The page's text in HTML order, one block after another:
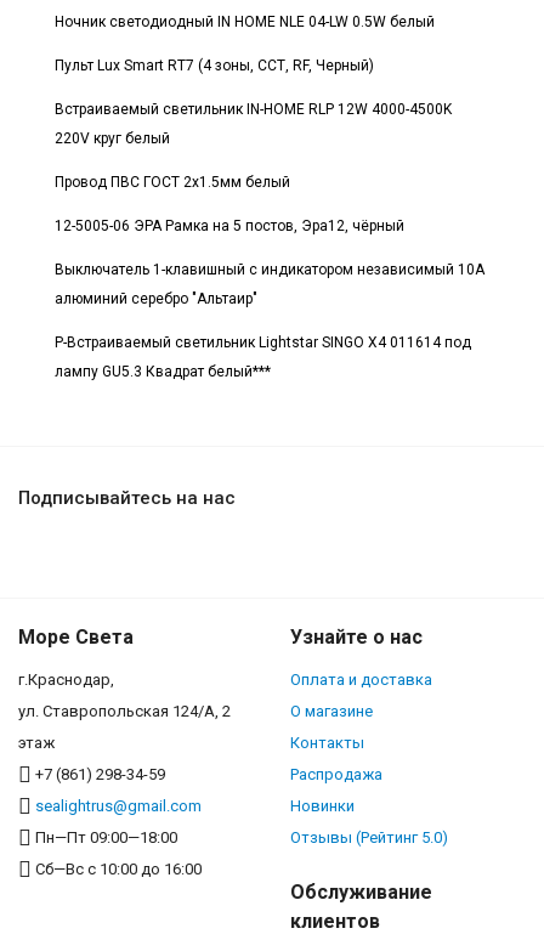
Ночник светодиодный IN HOME NLE 04-LW 0.5W белый
Пульт Lux Smart RT7 (4 зоны, ССТ, RF, Черный)
Встраиваемый светильник IN-HOME RLP 12W 4000-4500K
220V круг белый
Провод ПВС ГОСТ 2x1.5мм белый
12-5005-06 ЭРА Рамка на 5 постов, Эра12, чёрный
Выключатель 1-клавишный с индикатором независимый 10А
алюминий серебро "Альтаир"
Р-Встраиваемый светильник Lightstar SINGO X4 011614 под
лампу GU5.3 Квадрат белый***
Подписывайтесь на нас
Море Света
г.Краснодар,
ул. Ставропольская 124/А, 2
этаж
+7 (861) 298-34-59
sealightrus@gmail.com
Пн—Пт 09:00—18:00
Сб—Вс с 10:00 до 16:00
Узнайте о нас
Оплата и доставка
О магазине
Контакты
Распродажа
Новинки
Отзывы (Рейтинг 5.0)
Обслуживание
клиентов